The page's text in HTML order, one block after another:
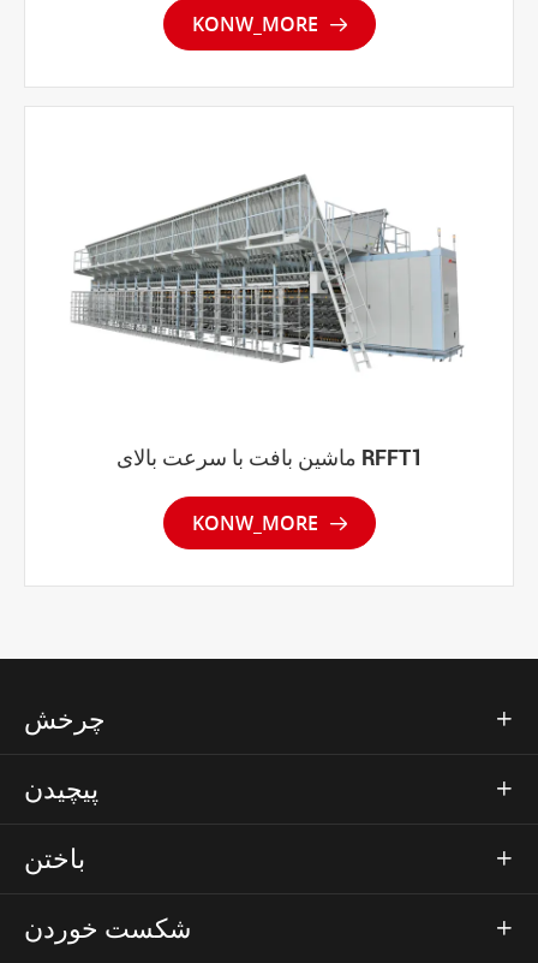
KONW_MORE 
ماشین بافت با سرعت بالای RFFT1
KONW_MORE 
چرخش 
پیچیدن 
باختن 
شکست خوردن 